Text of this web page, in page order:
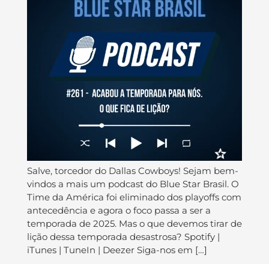
Salve, torcedor do Dallas Cowboys! Sejam bem-
vindos a mais um podcast do Blue Star Brasil. O
Time da América foi eliminado dos playoffs com
antecedência e agora o foco passa a ser a
temporada de 2025. Mas o que devemos tirar de
lição dessa temporada desastrosa? Spotify |
iTunes | TuneIn | Deezer Siga-nos em […]